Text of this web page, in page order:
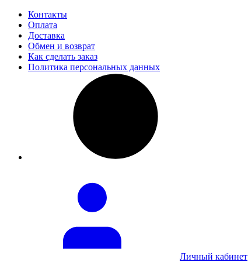
Контакты
Оплата
Доставка
Обмен и возврат
Как сделать заказ
Политика персональных данных
Личный кабинет